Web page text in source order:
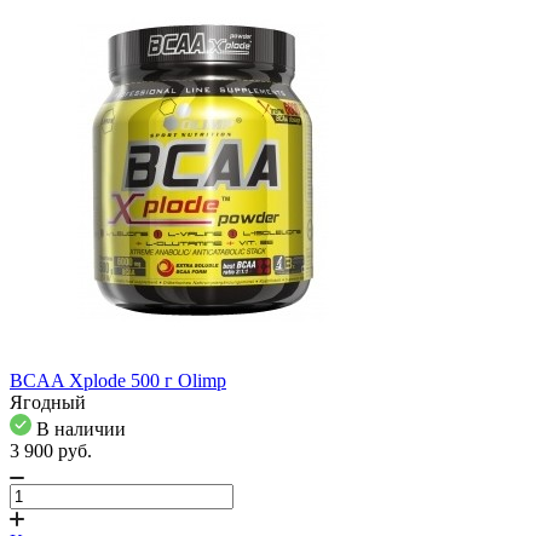
BCAA Xplode 500 г Olimp
Ягодный
В наличии
3 900 pуб.